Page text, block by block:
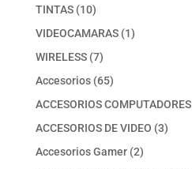
TINTAS 1010
productos
VIDEOCAMARAS 11
WIRELESS 77
productos
Accesorios 6565
productos
ACCESORIOS COMPUTADORES
ACCESORIOS DE VIDEO 33
Accesorios Gamer 22